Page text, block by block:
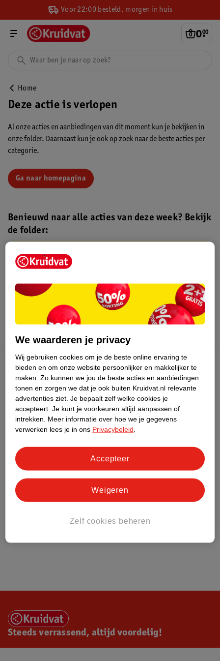
Voor 22:00 besteld, morgen in huis
0.
00
Home
Deze actie is verlopen
Al onze acties en aanbiedingen van dit moment kun je bekijken in
onze folder. Daarnaast kun je ook op zoek naar de beste acties per
categorie.
Ga naar homepagina
Benieuwd naar alle acties van deze week? Bekijk
de folder:
Kruidvat folder
augustus 2026.
Kruidvat Club
Klantenservice
Over Kruidvat
Steeds verrassend, altijd voordelig!
We waarderen je privacy
Wij gebruiken cookies om je de beste online ervaring te
bieden en om onze website persoonlijker en makkelijker te
maken. Zo kunnen we jou de beste acties en aanbiedingen
tonen en zorgen we dat je ook buiten Kruidvat.nl relevante
advertenties ziet. Je bepaalt zelf welke cookies je
accepteert. Je kunt je voorkeuren altijd aanpassen of
intrekken.
Meer informatie over hoe we je gegevens
verwerken lees je in ons Privacybeleid
Zelf cookies beheren
Weigeren
Accepteer